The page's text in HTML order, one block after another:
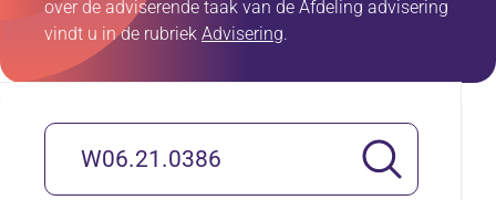
over de adviserende taak van de Afdeling advisering
vindt u in de rubriek Advisering.
zoekterm
Zoeken